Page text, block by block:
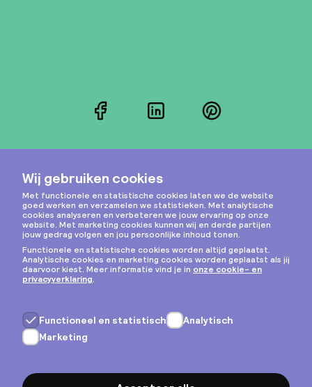
FacebookLinkedInPinterest
Instagram
Privacy & cookies
Algemene voorwaarden